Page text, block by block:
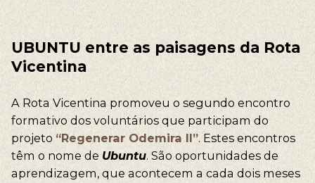
UBUNTU entre as paisagens da Rota
Vicentina
A Rota Vicentina promoveu o segundo encontro
formativo dos voluntários que participam do
projeto “Regenerar Odemira II”. Estes encontros
têm o nome de Ubuntu. São oportunidades de
aprendizagem, que acontecem a cada dois meses